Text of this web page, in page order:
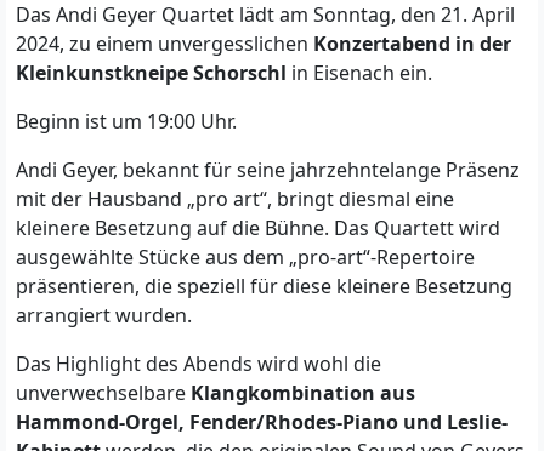
Das Andi Geyer Quartet lädt am Sonntag, den 21. April
2024, zu einem unvergesslichen Konzertabend in der
Kleinkunstkneipe Schorschl in Eisenach ein.
Beginn ist um 19:00 Uhr.
Andi Geyer, bekannt für seine jahrzehntelange Präsenz
mit der Hausband „pro art“, bringt diesmal eine
kleinere Besetzung auf die Bühne. Das Quartett wird
ausgewählte Stücke aus dem „pro-art“-Repertoire
präsentieren, die speziell für diese kleinere Besetzung
arrangiert wurden.
Das Highlight des Abends wird wohl die
unverwechselbare Klangkombination aus
Hammond-Orgel, Fender/Rhodes-Piano und Leslie-